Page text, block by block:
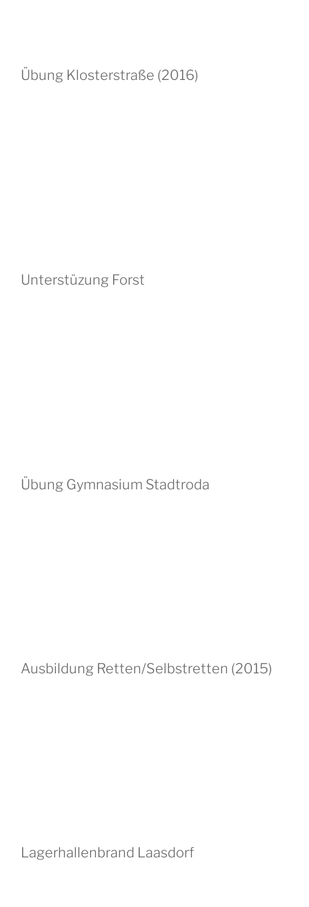
Übung Klosterstraße (2016)
Unterstüzung Forst
Übung Gymnasium Stadtroda
Ausbildung Retten/Selbstretten (2015)
Lagerhallenbrand Laasdorf